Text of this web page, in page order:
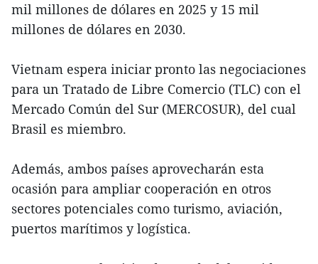
mil millones de dólares en 2025 y 15 mil
millones de dólares en 2030.
Vietnam espera iniciar pronto las negociaciones
para un Tratado de Libre Comercio (TLC) con el
Mercado Común del Sur (MERCOSUR), del cual
Brasil es miembro.
Además, ambos países aprovecharán esta
ocasión para ampliar cooperación en otros
sectores potenciales como turismo, aviación,
puertos marítimos y logística.